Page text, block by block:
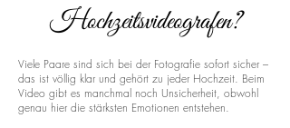
Hochzeitsvideografen?
Viele Paare sind sich bei der Fotografie sofort sicher –
das ist völlig klar und gehört zu jeder Hochzeit. Beim
Video gibt es manchmal noch Unsicherheit, obwohl
genau hier die stärksten Emotionen entstehen.